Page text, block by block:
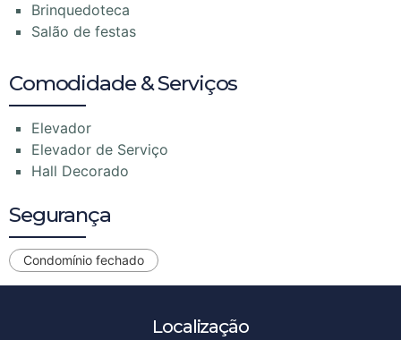
Brinquedoteca
Salão de festas
Comodidade & Serviços
Elevador
Elevador de Serviço
Hall Decorado
Segurança
Condomínio fechado
Localização